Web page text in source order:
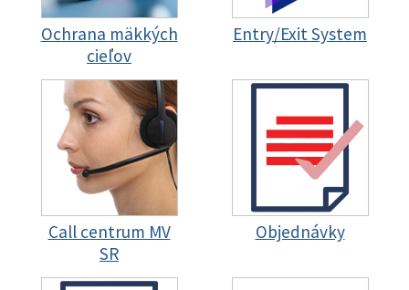
Ochrana mäkkých
cieľov
Entry/Exit System
Call centrum MV
SR
Objednávky